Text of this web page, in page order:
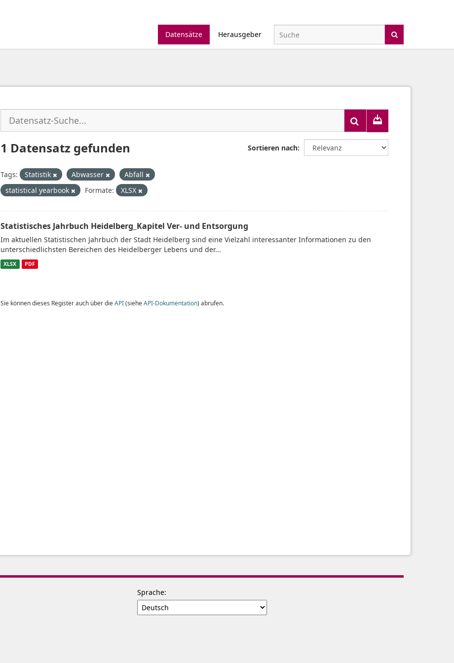
Datensätze
Herausgeber
Sortieren nach
1 Datensatz gefunden
Tags: Statistik Abwasser
Abfall
statistical yearbook
Formate: XLSX
Statistisches Jahrbuch Heidelberg_Kapitel Ver- und Entsorgung
Im aktuellen Statistischen Jahrbuch der Stadt Heidelberg sind eine Vielzahl interessanter Informationen zu den
unterschiedlichsten Bereichen des Heidelberger Lebens und der...
XLSX PDF
Sie können dieses Register auch über die API(siehe API-Dokumentation) abrufen.
Sprache